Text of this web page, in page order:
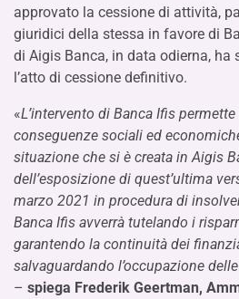
approvato la cessione di attività,
giuridici della stessa in favore di
di Aigis Banca, in data odierna,
l’atto di cessione definitivo.
«L’intervento di Banca Ifis
conseguenze sociali ed
situazione che si è creata in Aigis
dell’esposizione di quest’ultima
marzo 2021 in procedura di
Banca Ifis avverrà tutelando i
garantendo la continuità dei
salvaguardando l’occupazione
– spiega Frederik Geertman,